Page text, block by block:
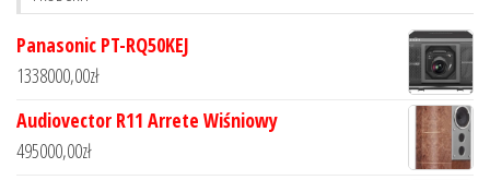
Panasonic PT-RQ50KEJ
1338000,00zł
Audiovector R11 Arrete Wiśniowy
495000,00zł